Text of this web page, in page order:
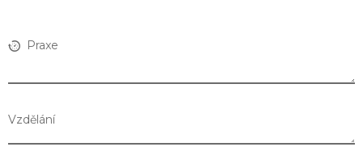
Praxe
Vzdělání